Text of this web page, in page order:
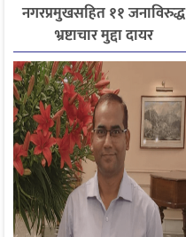
नगरप्रमुखसहित ११ जनाविरुद्ध
भ्रष्टाचार मुद्दा दायर